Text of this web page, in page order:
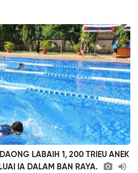
LABAIH 1, 200 TRIEU ANEK
IA DALAM BAN RAYA.